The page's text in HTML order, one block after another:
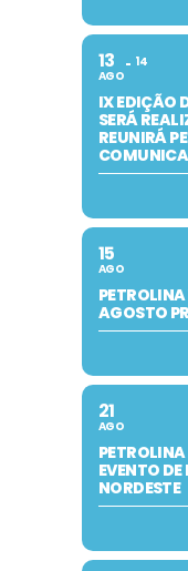
13
AGO
14
IX EDIÇÃO
SERÁ
REUNIRÁ
15
AGO
AGOSTO
21
AGO
EVENTO
NORDESTE